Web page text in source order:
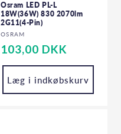
Osram LED PL-L
18W(36W) 830 2070lm
2G11(4-Pin)
Forhandler:
OSRAM
Normalpris
103,00 DKK
Læg i indkøbskurv